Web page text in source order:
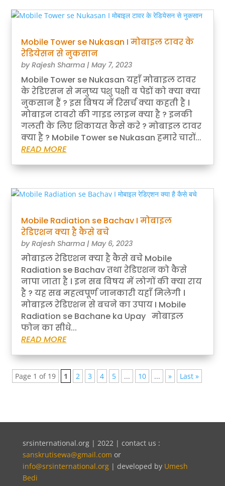
Mobile Tower se Nukasan I मोबाइल टावर के
रेडियेसन से नुकसान
byRajesh Sharma |May 7, 2023
Mobile Tower se Nukasan यहाँ मोबाइल टावर
के रेडिएसन से मनुष्य पशु पक्षी व पेडों को क्या क्या
नुकसान हैं ? इस बिषय में रिसर्च क्या कहती है ।
मोबाइन टावरो की गाइड लाइन क्या है ? इनकी
गलती के लिए शिकायत कैसे करे ? मोबाइल टावर
क्या है ? Mobile Tower se Nukasan हमारे चारों...
READ MORE
Mobile Radiation se Bachav I मोबाइल
रेडिएशन क्या है कैसे बचे
byRajesh Sharma |May 6, 2023
मोबाइल रेडिएशन क्या है कैसे बचे Mobile
Radiation se Bachav तथा रेडिएशन को कैसे
नापा जाता है । इन सब विषय में लोगों की क्या राय
है ? यह सब महत्वपूर्ण जानकारी यहाँ मिलेगी ।
मोबाइल रेडिएशन से बचने का उपाय I Mobile
Radiation se Bachane ka Upay मोबाइल
फोन का सीधे...
READ MORE
Page 1 of 19 1 2 3 4 5 ... 10 ... » Last »
srsinternational.org | 2022 | contact us :
sanskrutisewa@gmail.com or
info@srsinternational.org| developed by Umesh
Bedi